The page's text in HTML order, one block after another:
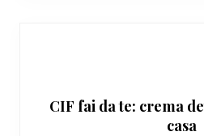
CIF fai da te: crema
casa